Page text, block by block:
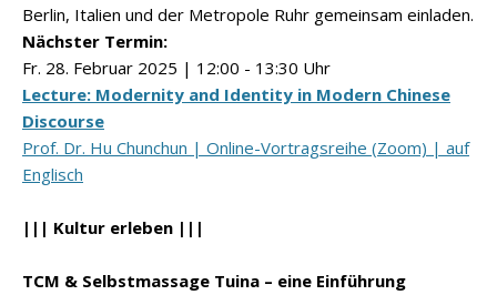
Berlin, Italien und der Metropole Ruhr gemeinsam einladen.
Nächster Termin:
Fr. 28. Februar 2025 | 12:00 - 13:30 Uhr
Lecture: Modernity and Identity in Modern Chinese
Discourse
Prof. Dr. Hu Chunchun | Online-Vortragsreihe (Zoom) | auf
Englisch
||| Kultur erleben |||
TCM & Selbstmassage Tuina – eine Einführung